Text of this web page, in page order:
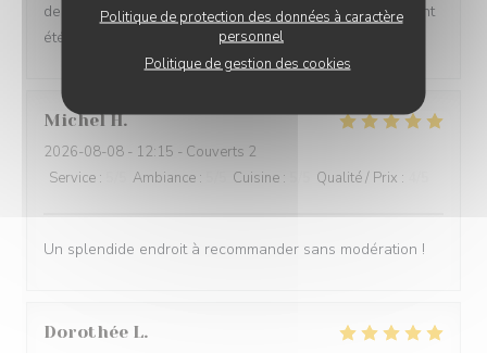
Politique de protection des données à caractère
personnel
Politique de gestion des cookies
deuxième fois que je viens manger ici et les deux fois ont
été un peu décevantes
Michel H
2026-08-08 - 12:15 - Couverts 2
Service : Ambiance : Cuisine : Qualité / Prix :
Un splendide endroit à recommander sans modération !
Dorothée L